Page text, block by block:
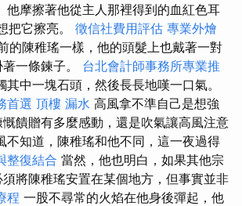
他摩擦著他從主人那裡得到的血紅色耳
把它擦亮。 徵信社費用評估 專業外燴
的陳稚瑤一樣，他的頭髮上也戴著一對
一條鍊子。 台北會計師事務所專業推
其中一塊石頭，然後長長地嘆一口氣。
首選 頂樓 漏水 高風拿不準自己是想強
饋贈有多麼感動，還是吹氣讓高風注意
不知道，陳稚瑤和他不同，這一夜過得
整復結合 當然，他也明白，如果其他宗
將陳稚瑤安置在某個地方，但事實並非
程 一股不尋常的火焰在他身後彈起，他